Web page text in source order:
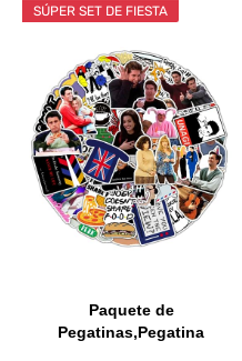
SÚPER SET DE FIESTA
Paquete de
Pegatinas,Pegatina